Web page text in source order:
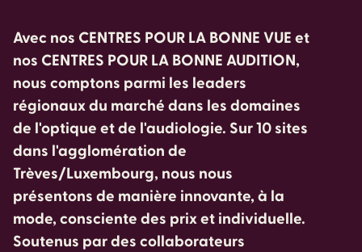
Avec nos CENTRES POUR LA BONNE VUE et
nos CENTRES POUR LA BONNE AUDITION,
nous comptons parmi les leaders
régionaux du marché dans les domaines
de l'optique et de l'audiologie. Sur 10 sites
dans l'agglomération de
Trèves/Luxembourg, nous nous
présentons de manière innovante, à la
mode, consciente des prix et individuelle.
Soutenus par des collaborateurs